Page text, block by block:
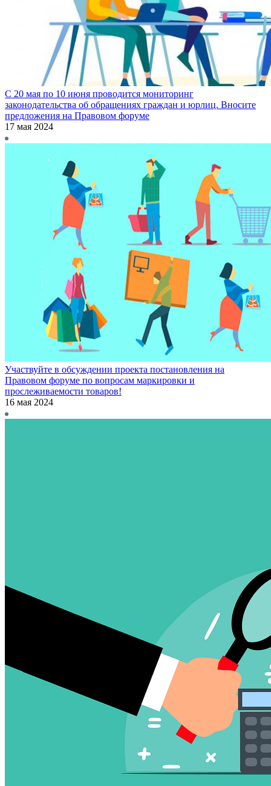
С 20 мая по 10 июня проводится мониторинг
законодательства об обращениях граждан и юрлиц. Вносите
предложения на Правовом форуме
17 мая 2024
Участвуйте в обсуждении проекта постановления на
Правовом форуме по вопросам маркировки и
прослеживаемости товаров!
16 мая 2024